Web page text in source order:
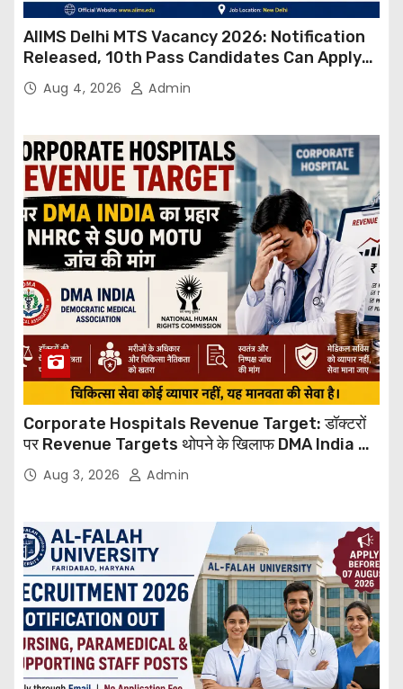
AIIMS Delhi MTS Vacancy 2026: Notification
Released, 10th Pass Candidates Can Apply
Through Email
Aug 4, 2026 Admin
Corporate Hospitals Revenue Target: डॉक्टरों
पर Revenue Targets थोपने के खिलाफ DMA India का
बड़ा कदम, NHRC से Suo Motu जांच की मांग
Aug 3, 2026 Admin